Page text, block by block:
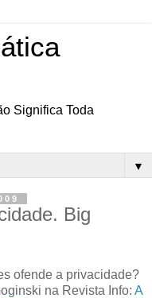
Significa Toda
▼
Big
ofende a privacidade?
na Revista Info: A